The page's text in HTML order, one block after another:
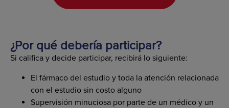
¿Por qué debería participar?
Si califica y decide participar, recibirá lo siguiente:
El fármaco del estudio y toda la atención relacionada
con el estudio sin costo alguno
Supervisión minuciosa por parte de un médico y un